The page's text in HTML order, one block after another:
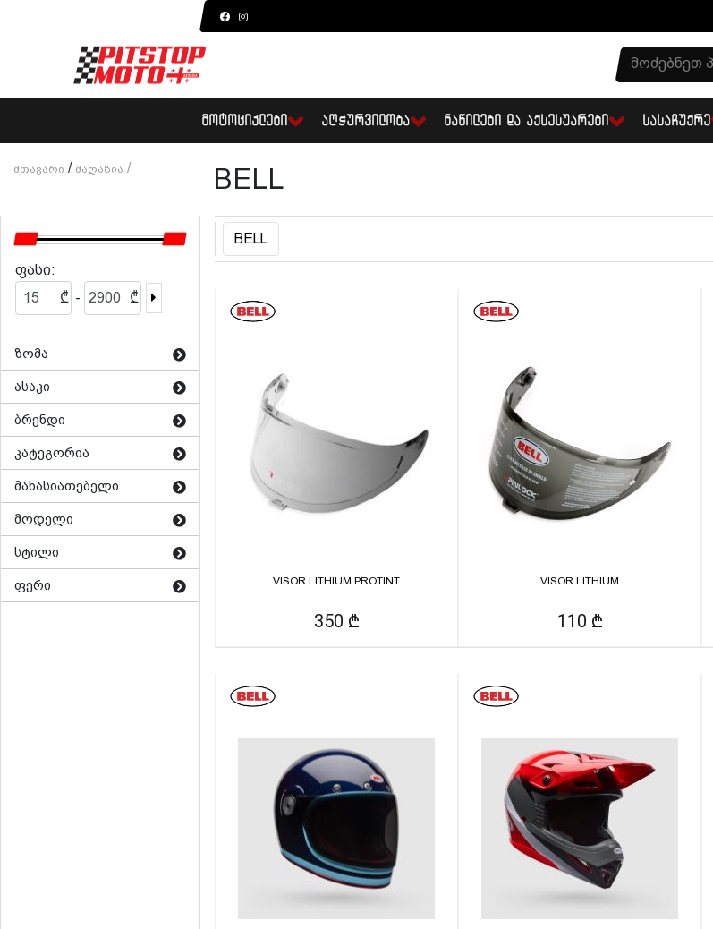
ᲛᲝᲢᲝᲪᲘᲙᲚᲔᲑᲘ ᲐᲦᲭᲣᲠᲕᲘᲚᲝᲑᲐ ᲜᲐᲬᲘᲚᲔᲑᲘ ᲓᲐ ᲐᲥᲡᲔᲡᲣᲐᲠᲔᲑᲘ ᲡᲐᲡᲐᲩᲣᲥᲠᲔ
Მთავარი / Მაღაზია / BELL
ფასი:
₾ - ₾
ზომა
ასაკი
ბრენდი
კატეგორია
მახასიათებელი
მოდელი
სტილი
ფერი
BELL
VISOR LITHIUM PROTINT
350 ₾
VISOR LITHIUM
110 ₾